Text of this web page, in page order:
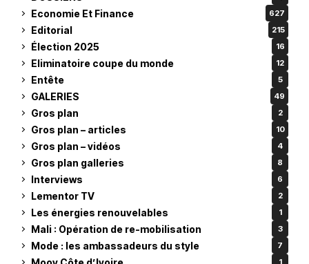
Economie Et Finance 627
Editorial 215
Élection 2025 16
Eliminatoire coupe du monde 12
Entête 5
GALERIES 49
Gros plan 2
Gros plan – articles 10
Gros plan – vidéos 4
Gros plan galleries 8
Interviews 6
Lementor TV 2
Les énergies renouvelables 1
Mali : Opération de re-mobilisation 3
Mode : les ambassadeurs du style 7
1